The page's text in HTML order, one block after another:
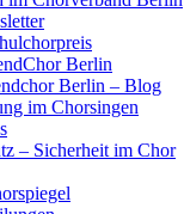
Berlin
Berlin – Blog
im Chorsingen
– Sicherheit im Chor